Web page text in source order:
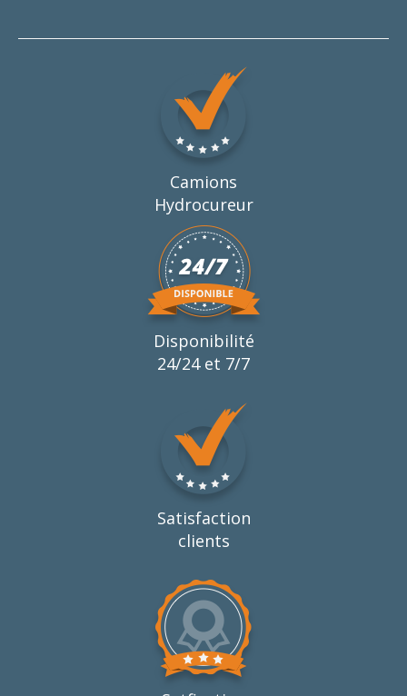
Camions
Hydrocureur
Disponibilité
24/24 et 7/7
Satisfaction
clients